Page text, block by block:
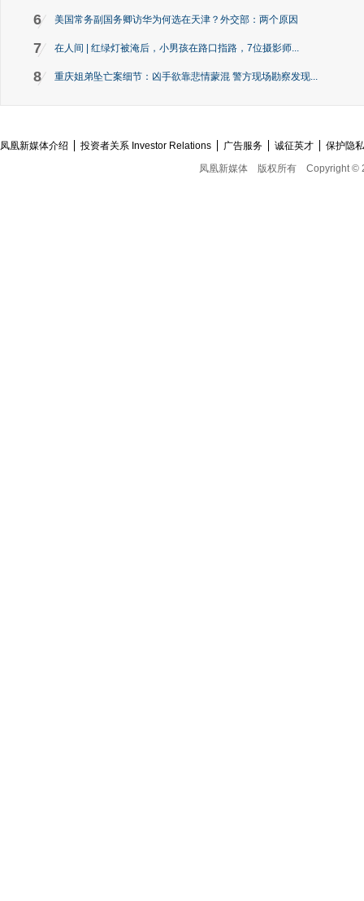
6 美国常务副国务卿访华为何选在天津？外交部：两个原因
7 在人间 | 红绿灯被淹后，小男孩在路口指路，7位摄影师...
8 重庆姐弟坠亡案细节：凶手欲靠悲情蒙混 警方现场勘察发现...
凤凰新媒体介绍 投资者关系 Investor Relations 广告服务 诚征英才
保护隐
凤凰新媒体
版权所有 Copyright ©